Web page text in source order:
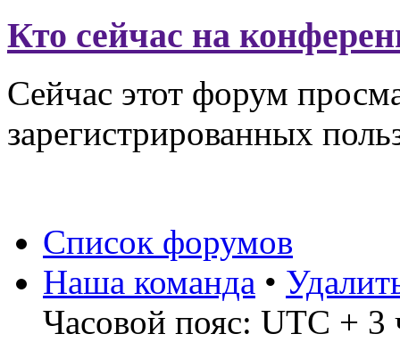
Кто сейчас на
Сейчас этот форум
зарегистрированных
Список форумов
Наша команда •
Часовой пояс: UTC + 3